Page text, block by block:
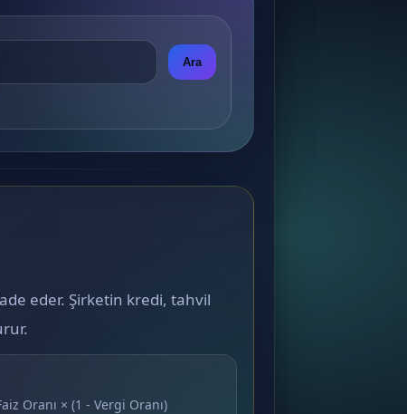
Ara
eder. Şirketin kredi, tahvil
Oranı × (1 - Vergi Oranı)